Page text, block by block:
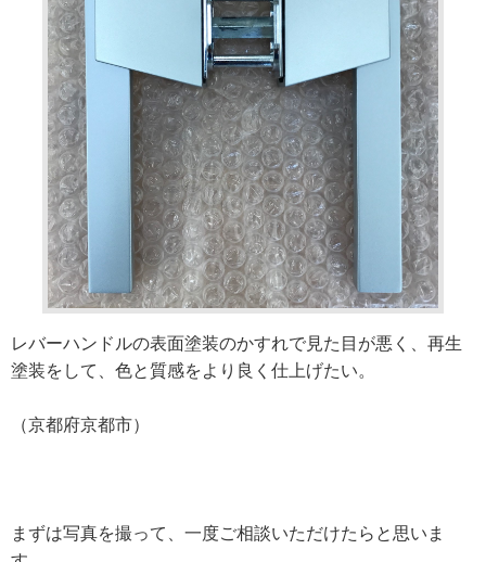
レバーハンドルの表面塗装のかすれで見た目が悪く、再生
塗装をして、色と質感をより良く仕上げたい。
（京都府京都市）
まずは写真を撮って、一度ご相談いただけたらと思いま